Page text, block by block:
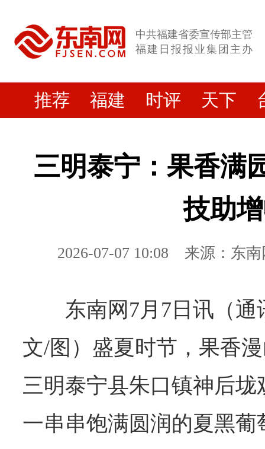
中共福建省委宣传部主管
福建日报报业集团主办
推荐 福建 时评 天下
三明泰宁：果香满
技助
2026-07-07 10:08 来源：东南
东南网7月7日讯（
文/图）盛夏时节，果香
三明泰宁县朱口镇神后
一串串饱满圆润的夏黑